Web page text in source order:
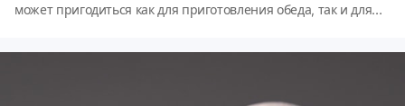
может пригодиться как для приготовления обеда, так и для
исключения ;-)Приятного аппетита!